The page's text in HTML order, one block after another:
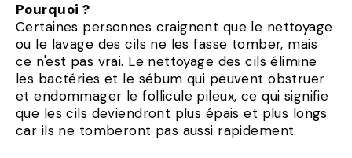
Pourquoi ?
Certaines personnes craignent que le nettoyage
ou le lavage des cils ne les fasse tomber, mais
ce n'est pas vrai. Le nettoyage des cils élimine
les bactéries et le sébum qui peuvent obstruer
et endommager le follicule pileux, ce qui signifie
que les cils deviendront plus épais et plus longs
car ils ne tomberont pas aussi rapidement.